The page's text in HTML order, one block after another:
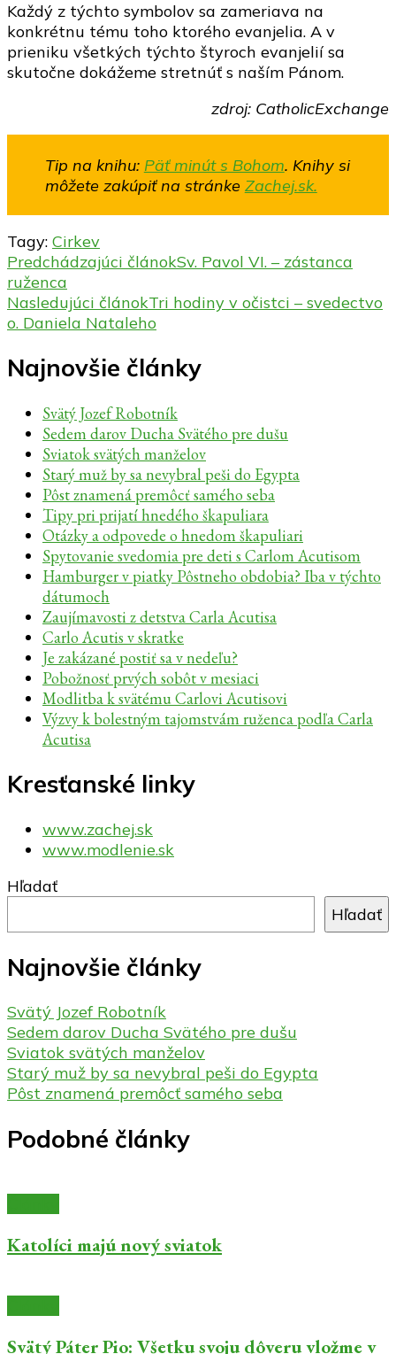
Každý z týchto symbolov sa zameriava na
konkrétnu tému toho ktorého evanjelia. A v
prieniku všetkých týchto štyroch evanjelií sa
skutočne dokážeme stretnúť s naším Pánom.
zdroj: CatholicExchange
Tip na knihu: Päť minút s Bohom. Knihy si
môžete zakúpiť na stránke Zachej.sk.
Tagy: Cirkev
Navigácia
v
článku
Predchádzajúci článokSv. Pavol VI. – zástanca
ruženca
Nasledujúci článokTri hodiny v očistci – svedectvo
o. Daniela Nataleho
Najnovšie články
Svätý Jozef Robotník
Sedem darov Ducha Svätého pre dušu
Sviatok svätých manželov
Starý muž by sa nevybral peši do Egypta
Pôst znamená premôcť samého seba
Tipy pri prijatí hnedého škapuliara
Otázky a odpovede o hnedom škapuliari
Spytovanie svedomia pre deti s Carlom Acutisom
Hamburger v piatky Pôstneho obdobia? Iba v týchto
dátumoch
Zaujímavosti z detstva Carla Acutisa
Carlo Acutis v skratke
Je zakázané postiť sa v nedeľu?
Pobožnosť prvých sobôt v mesiaci
Modlitba k svätému Carlovi Acutisovi
Výzvy k bolestným tajomstvám ruženca podľa Carla
Acutisa
Kresťanské linky
www.zachej.sk
www.modlenie.sk
Hľadať
Hľadať
Najnovšie články
Svätý Jozef Robotník
Sedem darov Ducha Svätého pre dušu
Sviatok svätých manželov
Starý muž by sa nevybral peši do Egypta
Pôst znamená premôcť samého seba
Podobné články
Katolíci majú nový sviatok
Svätý Páter Pio: Všetku svoju dôveru vložme v